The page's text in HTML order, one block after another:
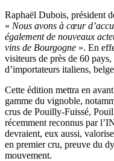
Raphaël Dubois, président
« Nous avons à cœur
également de nouveaux
vins de Bourgogne ». En
visiteurs de près de 60
d’importateurs italiens,
Cette édition mettra en
gamme du vignoble,
crus de Pouilly-Fuissé,
récemment reconnus par
devraient, eux aussi,
en premier cru, preuve du
mouvement.